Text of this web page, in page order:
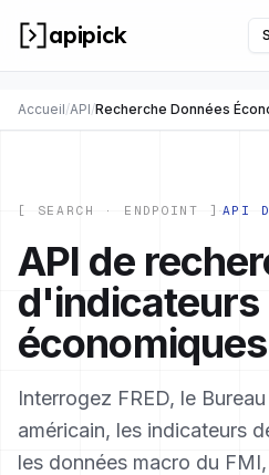
apipick
Accueil/API/Recherche Données
[ SEARCH · ENDPOINT ] API
API de
d'indicateurs
économiques
Interrogez FRED, le
américain, les indicateurs
les données macro du